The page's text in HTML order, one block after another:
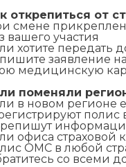
открепиться от
смене
вашего участия
хотите передать
заявление
медицинскую
поменяли
в новом регионе
полис
офиса страховой
ОМС в любой
со всеми